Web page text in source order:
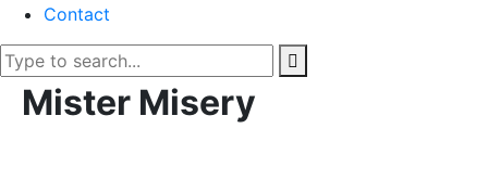
Contact
Mister Misery